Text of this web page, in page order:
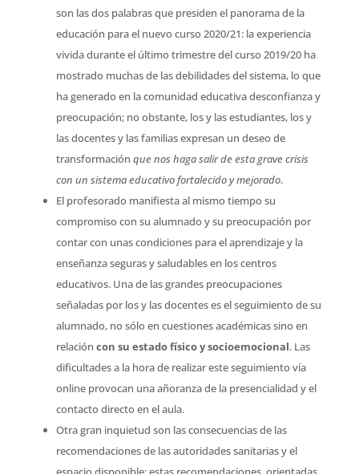
son las dos palabras que presiden el panorama de la
educación para el nuevo curso 2020/21: la experiencia
vivida durante el último trimestre del curso 2019/20 ha
mostrado muchas de las debilidades del sistema, lo que
ha generado en la comunidad educativa desconfianza y
preocupación; no obstante, los y las estudiantes, los y
las docentes y las familias expresan un deseo de
transformación que nos haga salir de esta grave crisis
con un sistema educativo fortalecido y mejorado.
El profesorado manifiesta al mismo tiempo su
compromiso con su alumnado y su preocupación por
contar con unas condiciones para el aprendizaje y la
enseñanza seguras y saludables en los centros
educativos. Una de las grandes preocupaciones
señaladas por los y las docentes es el seguimiento de su
alumnado, no sólo en cuestiones académicas sino en
relación con su estado físico y socioemocional. Las
dificultades a la hora de realizar este seguimiento vía
online provocan una añoranza de la presencialidad y el
contacto directo en el aula.
Otra gran inquietud son las consecuencias de las
recomendaciones de las autoridades sanitarias y el